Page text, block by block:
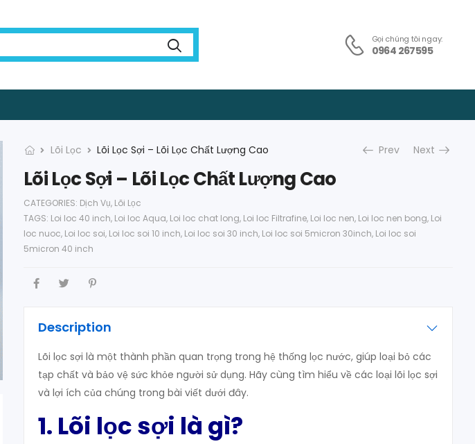
Gọi chúng tôi ngay:
0964 267595
Lõi Lọc Lõi Lọc Sợi – Lõi Lọc Chất Lượng Cao Prev Next
Lõi Lọc Sợi – Lõi Lọc Chất Lượng Cao
CATEGORIES: Dịch Vụ, Lõi Lọc
TAGS: Loi loc 40 inch, Loi loc Aqua, Loi loc chat long, Loi loc Filtrafine, Loi loc nen, Loi loc nen bong, Loi
loc nuoc, Loi loc soi, Loi loc soi 10 inch, Loi loc soi 30 inch, Loi loc soi 5micron 30inch, Loi loc soi
5micron 40 inch
Description
Lõi lọc sợi là một thành phần quan trọng trong hệ thống lọc nước, giúp loại bỏ các
tạp chất và bảo vệ sức khỏe người sử dụng. Hãy cùng tìm hiểu về các loại lõi lọc sợi
và lợi ích của chúng trong bài viết dưới đây.
1. Lõi lọc sợi là gì?